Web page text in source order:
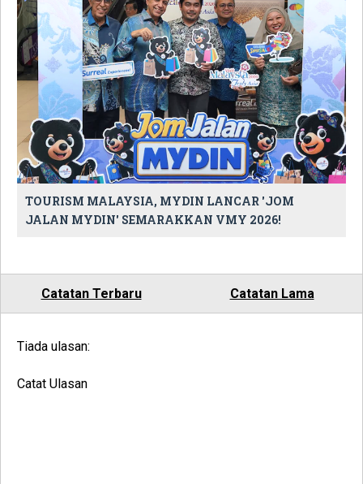
TOURISM MALAYSIA, MYDIN LANCAR 'JOM
JALAN MYDIN' SEMARAKKAN VMY 2026!
Catatan Terbaru Catatan Lama
Tiada ulasan:
Catat Ulasan